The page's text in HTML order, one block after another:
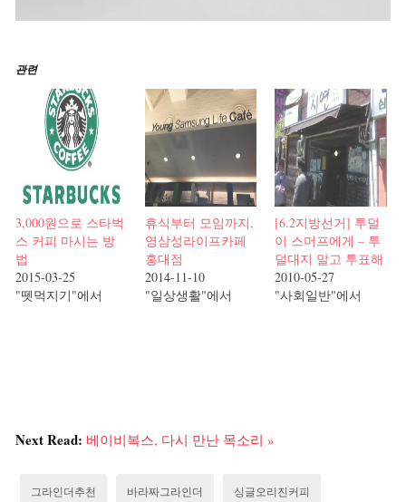
관련
3,000원으로 스타벅
스 커피 마시는 방
법
2015-03-25
"뗏먹지기"에서
휴식부터 모임까지,
영삼성라이프카페
홍대점
2014-11-10
"일상생활"에서
[6.2지방선거] 투덜
이 스머프에게 – 투
덜대지 말고 투표해
2010-05-27
"사회일반"에서
Next Read: 베이비복스, 다시 만난 목소리 »
그라인더추천 바라짜그라인더 싱글오리진커피